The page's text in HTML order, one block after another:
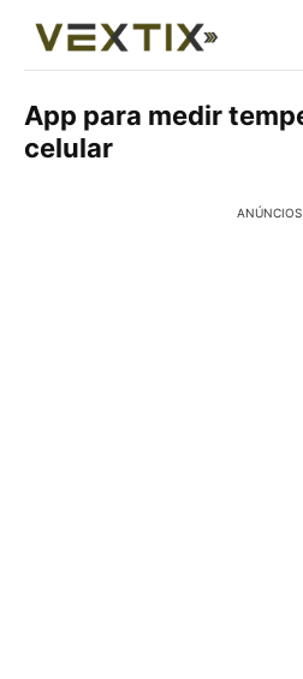
App para medir
celular
ANÚNCIOS